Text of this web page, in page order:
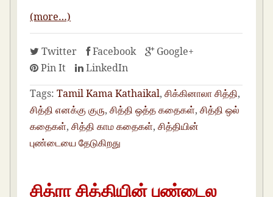
(more…)
Twitter Facebook
Google+
Pin It
LinkedIn
Tags: Tamil Kama Kathaikal,சிக்கினாலா சித்தி,
சித்தி எனக்கு குரு,சித்தி ஒத்த கதைகள்,சித்தி ஒல்
கதைகள்,சித்தி காம கதைகள்,சித்தியின்
புண்டையை தேடுகிறது
சித்ரா சித்தியின் புண்டைல